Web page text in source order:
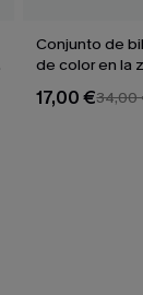
Conjunto de
de color en la
17,00 €34,00